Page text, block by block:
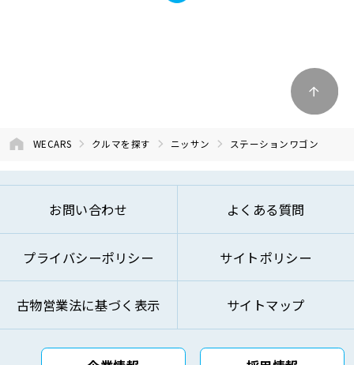
WECARS クルマを探す ニッサン ステーションワゴン
お問い合わせ よくある質問
プライバシーポリシー サイトポリシー
古物営業法に基づく表示 サイトマップ